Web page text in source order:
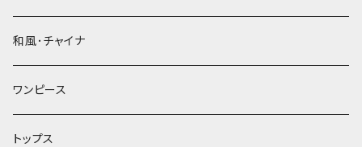
和風･チャイナ
ワンピース
トップス